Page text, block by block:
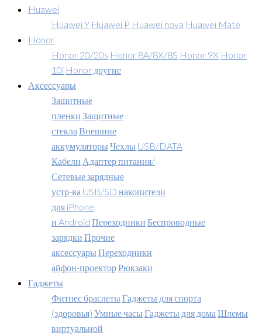
Huawei
Huawei Y Huawei P Huawei nova Huawei Mate
Honor
Honor 20/20s Honor 8A/8X/8S Honor 9X Honor
10i Honor другие
Аксессуары
Защитные
пленки Защитные
стекла Внешние
аккумуляторы Чехлы USB/DATA
Кабели Адаптер питания/
Сетевые зарядные
устр-ва USB/SD накопители
для iPhone
и Android Переходники Беспроводные
зарядки Прочие
аксессуары Переходники
айфон-проекторРюкзаки
Гаджеты
Фитнес браслеты Гаджеты для спорта
(здоровья) Умные часы Гаджеты для дома Шлемы
виртуальной